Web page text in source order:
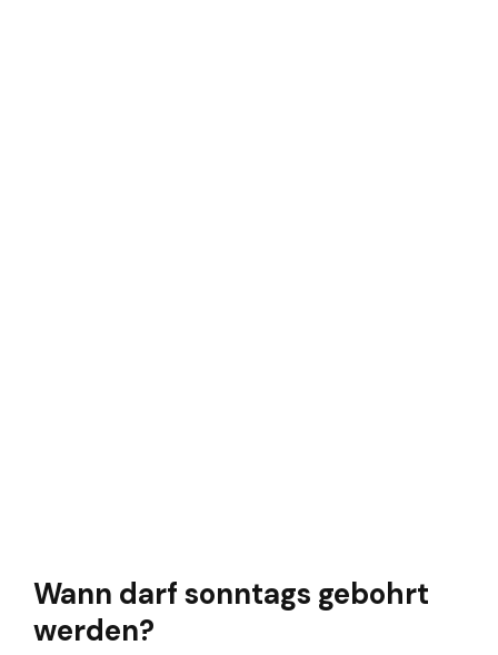
Wann darf sonntags gebohrt
werden?